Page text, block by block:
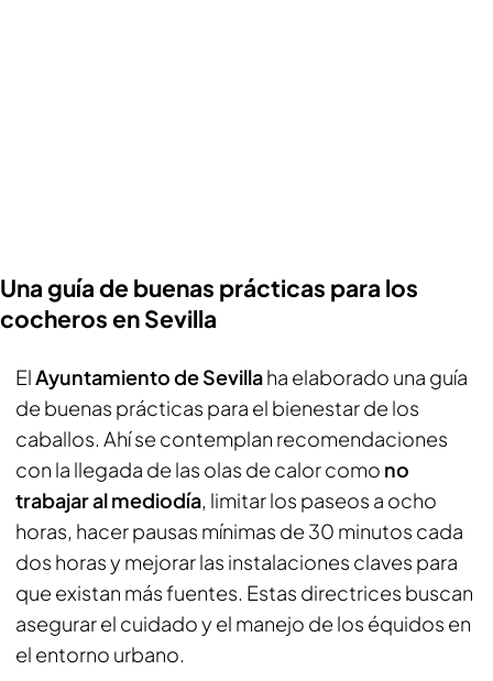
Una guía de buenas prácticas para los
cocheros en Sevilla
ElAyuntamiento de Sevillaha elaborado una guía
de buenas prácticas para el bienestar de los
caballos. Ahí se contemplan recomendaciones
con la llegada de las olas de calor como no
trabajar al mediodía, limitar los paseos a ocho
horas, hacer pausas mínimas de 30 minutos cada
dos horas y mejorar las instalaciones claves para
que existan más fuentes. Estas directrices buscan
asegurar el cuidado y el manejo de los équidos en
el entorno urbano.